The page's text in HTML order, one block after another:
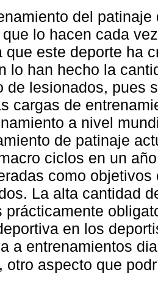
del
lo hacen cada
que este deporte ha
lo han hecho la
de lesionados, pues
cargas de
a nivel
de patinaje
ciclos en un
como
La alta cantidad
prácticamente
en los
a entrenamientos
otro aspecto que